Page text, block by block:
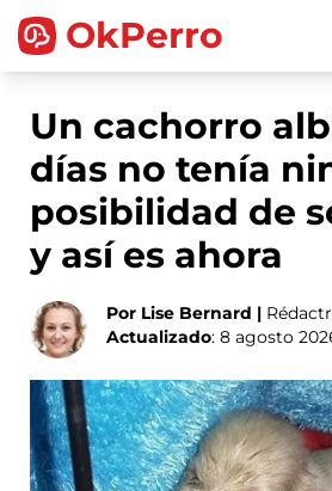
OkPerro
Un cachorro
días no tenía
posibilidad de
y así es ahora
Por Lise Bernard |
Actualizado: 8 agosto